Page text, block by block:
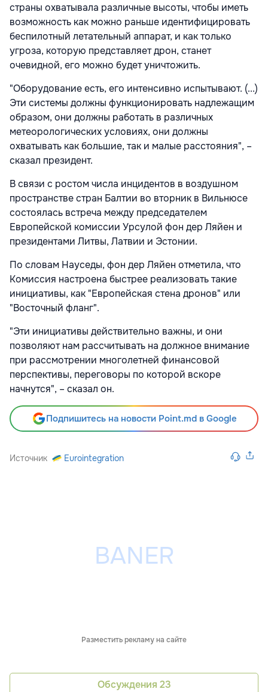
страны охватывала различные высоты, чтобы иметь
возможность как можно раньше идентифицировать
беспилотный летательный аппарат, и как только
угроза, которую представляет дрон, станет
очевидной, его можно будет уничтожить.
"Оборудование есть, его интенсивно испытывают. (...)
Эти системы должны функционировать надлежащим
образом, они должны работать в различных
метеорологических условиях, они должны
охватывать как большие, так и малые расстояния", –
сказал президент.
В связи с ростом числа инцидентов в воздушном
пространстве стран Балтии во вторник в Вильнюсе
состоялась встреча между председателем
Европейской комиссии Урсулой фон дер Ляйен и
президентами Литвы, Латвии и Эстонии.
По словам Науседы, фон дер Ляйен отметила, что
Комиссия настроена быстрее реализовать такие
инициативы, как "Европейская стена дронов" или
"Восточный фланг".
"Эти инициативы действительно важны, и они
позволяют нам рассчитывать на должное внимание
при рассмотрении многолетней финансовой
перспективы, переговоры по которой вскоре
начнутся", – сказал он.
Подпишитесь на новости Point.md в Google
Источник Eurointegration
Разместить рекламу на сайте
Обсуждения 23